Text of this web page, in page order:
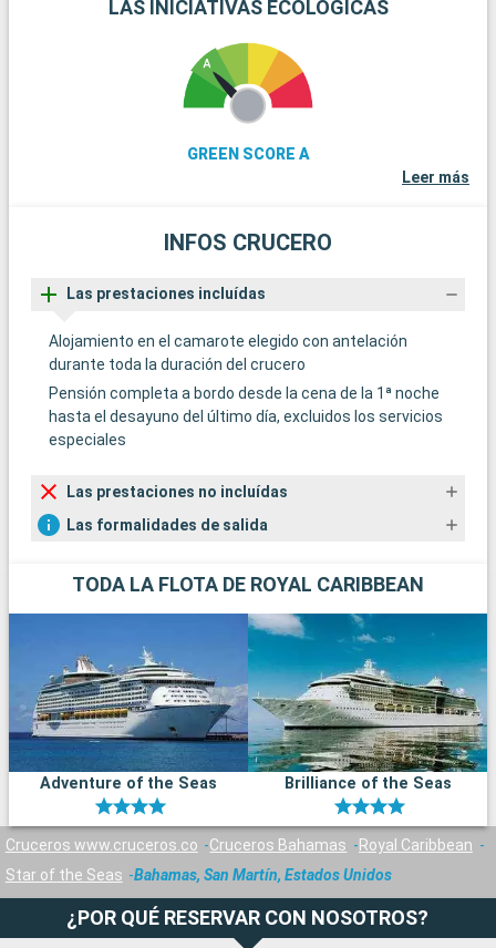
LAS INICIATIVAS ECOLÓGICAS
GREEN SCORE A
Leer más
INFOS CRUCERO
Las prestaciones incluídas
Alojamiento en el camarote elegido con antelación
durante toda la duración del crucero
Pensión completa a bordo desde la cena de la 1ª noche
hasta el desayuno del último día, excluidos los servicios
especiales
Las prestaciones no incluídas
Las formalidades de salida
TODA LA FLOTA DE ROYAL CARIBBEAN
Adventure of the Seas Brilliance of the Seas
Cruceros www.cruceros.co Cruceros Bahamas
Royal Caribbean
Star of the Seas
Bahamas, San Martín, Estados Unidos
¿POR QUÉ RESERVAR CON NOSOTROS?